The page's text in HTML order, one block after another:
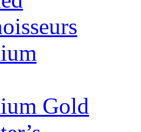
Gold